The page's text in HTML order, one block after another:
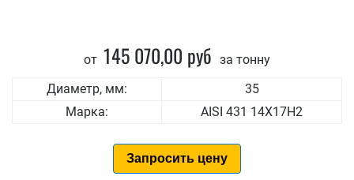
от 145 070,00 руб за тонну
Диаметр, мм:
35
Марка:
AISI 431 14Х17Н2
Запросить цену